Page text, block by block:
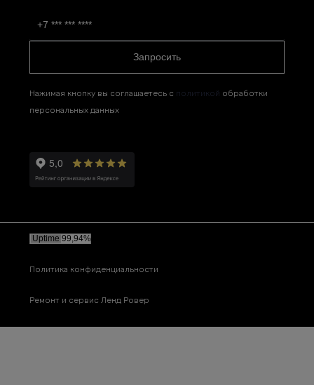
Запросить
Нажимая кнопку вы соглашаетесь с политикой обработки
персональных данных
Политика конфиденциальности
Ремонт и сервис Ленд Ровер